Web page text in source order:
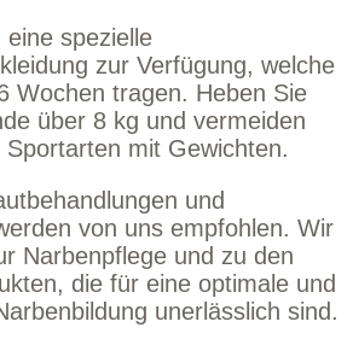
spezielle
zur Verfügung, welche
Wochen tragen. Heben Sie
über 8 kg und vermeiden
mit Gewichten.
und
von uns empfohlen. Wir
Narbenpflege und zu den
die für eine optimale und
unerlässlich sind.